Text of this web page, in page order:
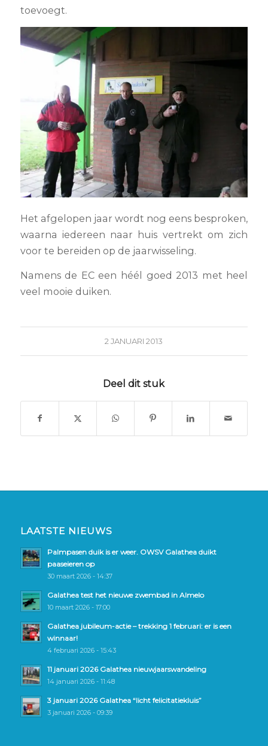
toevoegt.
Het afgelopen jaar wordt nog eens besproken,
waarna iedereen naar huis vertrekt om zich
voor te bereiden op de jaarwisseling.
Namens de EC een héél goed 2013 met heel
veel mooie duiken.
2 JANUARI 2013
Deel dit stuk
LAATSTE NIEUWS
Palmpasen duik is er weer. OWSV Galathea duikt
paaseieren op
30 maart 2026 - 14:37
Galathea test het nieuwe zwembad in Almelo
10 maart 2026 - 17:00
Galathea jubileum-actie – trekking 1 februari: er is een
winnaar!
4 februari 2026 - 15:43
11 januari 2026 Galathea nieuwjaarswandeling
14 januari 2026 - 11:48
3 januari 2026 Galathea “licht felicitatiekluis”
3 januari 2026 - 09:39